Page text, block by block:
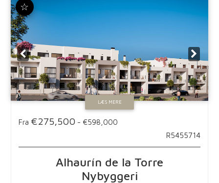
☆
LÆS MERE
Fra €275,500 - €598,000
R5455714
Alhaurín de la Torre
Nybyggeri